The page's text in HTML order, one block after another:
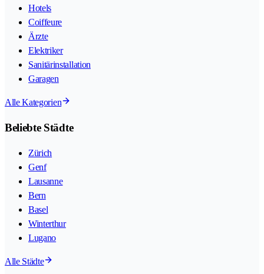
Hotels
Coiffeure
Ärzte
Elektriker
Sanitärinstallation
Garagen
Alle Kategorien
Beliebte Städte
Zürich
Genf
Lausanne
Bern
Basel
Winterthur
Lugano
Alle Städte